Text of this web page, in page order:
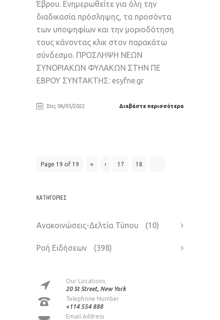
Έβρου. Ενημερωθείτε για όλη την
διαδικασία πρόσληψης, τα προσόντα
των υποψηφίων και την μοριοδότηση
τους κάνοντας κλικ στον παρακάτω
σύνδεσμο. ΠΡΟΣΛΗΨΗ ΝΕΩΝ
ΣΥΝΟΡΙΑΚΩΝ ΦΥΛΑΚΩΝ ΣΤΗΝ ΠΕ
ΕΒΡΟΥ ΣΥΝΤΑΚΤΗΣ: esyfne.gr
Στις 06/05/2022 Διαβάστε περισσότερα
Page 19 of 19 « ‹ 17 18
KΑΤΗΓΟΡΊΕΣ
Ανακοινώσεις-Δελτία Τύπου (10)
Ροή Ειδήσεων (398)
Our Locations
20 St Street, New York
Telephone Number
+114 554 888
Email Address